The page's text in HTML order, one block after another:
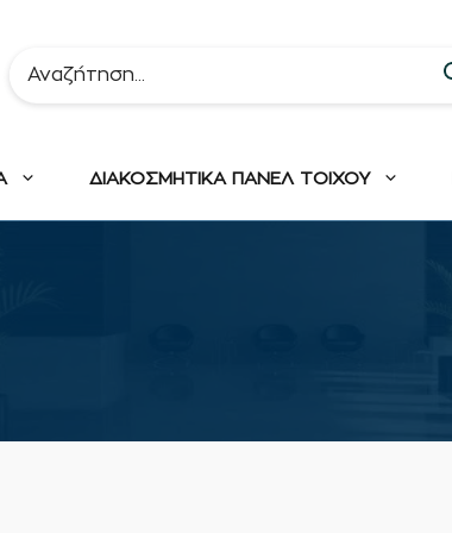
ΔΙΑΚΟΣΜΗΤΙΚΑ ΠΑΝΕΛ ΤΟΙΧΟΥ